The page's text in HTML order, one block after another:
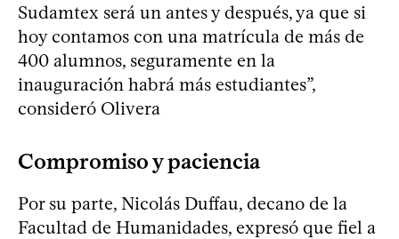
Sudamtex será un antes y después, ya que si
hoy contamos con una matrícula de más de
400 alumnos, seguramente en la
inauguración habrá más estudiantes”,
consideró Olivera
Compromiso y paciencia
Por su parte, Nicolás Duffau, decano de la
Facultad de Humanidades, expresó que fiel a